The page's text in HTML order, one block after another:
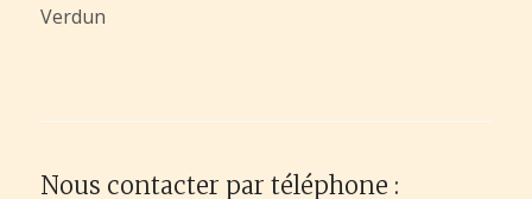
Verdun
Nous contacter par téléphone :